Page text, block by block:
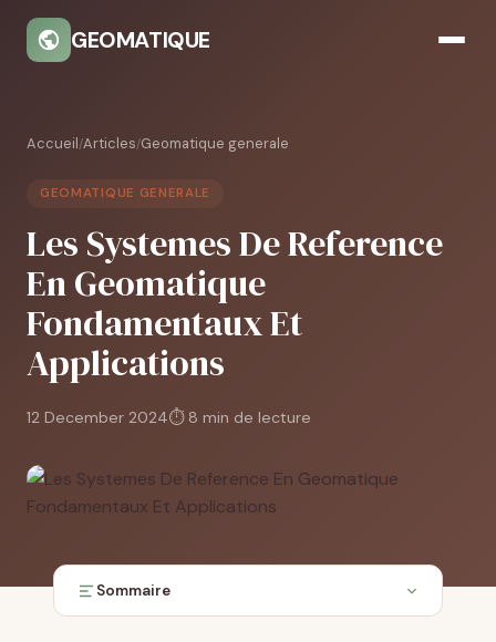
GEOMATIQUE
Accueil/Articles/Geomatique generale
GEOMATIQUE GENERALE
Les Systemes De Reference
En Geomatique
Fondamentaux Et
Applications
12 December 2024⏱ 8 min de lecture
Sommaire